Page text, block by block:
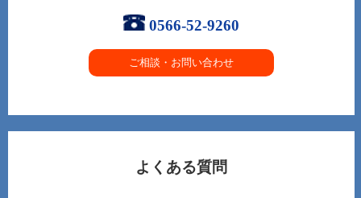
0566-52-9260
ご相談・お問い合わせ
よくある質問